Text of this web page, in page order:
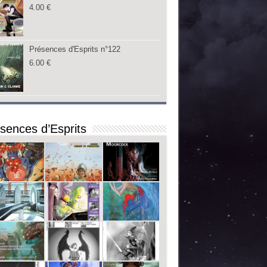
4.00 €
Présences d'Esprits n°122
6.00 €
d’Esprits